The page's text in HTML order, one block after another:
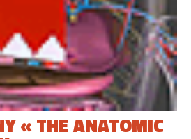
« THE ANATOMIC